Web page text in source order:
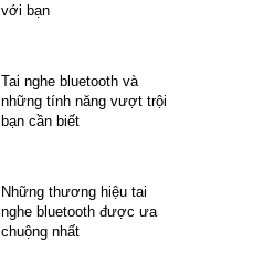
với bạn
Tai nghe bluetooth và
những tính năng vượt trội
bạn cần biết
Những thương hiệu tai
nghe bluetooth được ưa
chuộng nhất